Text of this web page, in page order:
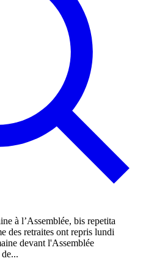
des retraites ont repris lundi
devant l'Assemblée